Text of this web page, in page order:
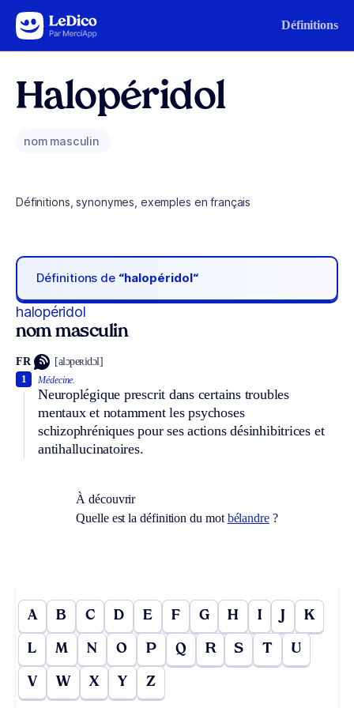
Aller au contenu Définitions
Halopéridol
nom masculin
Définitions, synonymes, exemples en français
Définitions de “halopéridol“
halopéridol
nom masculin
FR [alɔpeʀidɔl]
Médecine.
Neuroplégique prescrit dans certains troubles
mentaux et notamment les psychoses
schizophréniques pour ses actions désinhibitrices et
antihallucinatoires.
1
À découvrir
Quelle est la définition du mot bélandre?
A B C D E F G H I J K
L M N O P Q R S T U
V W X Y Z